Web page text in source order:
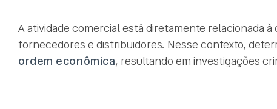
A atividade comercial está diretamente relacionada
fornecedores e distribuidores. Nesse contexto,
ordem econômica, resultando em investigações